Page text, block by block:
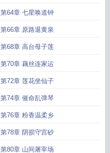
第64章 七星唤道钟
第66章 原路退黄泉
第68章 高台母子莲
第70章 藕丝连家运
第72章 莲花坐仙子
第74章 催命乱弹琴
第76章 粉香温柔乡
第78章 阴损守宫砂
第80章 山间屠宰场